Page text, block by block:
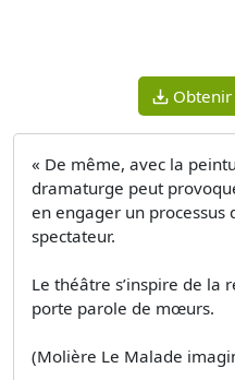
« De même, avec la
dramaturge peut
en engager un processus
spectateur.
Le théâtre s’inspire de la
porte parole de mœurs.
(Molière Le Malade